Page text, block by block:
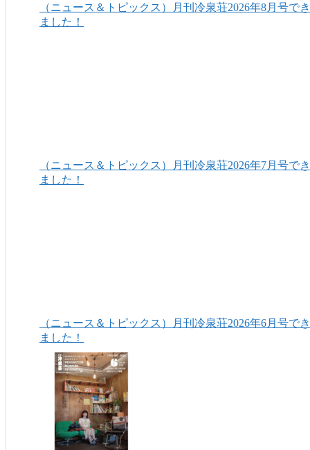
（ニュース＆トピックス）月刊冷泉荘2026年8月号でき
ました！
（ニュース＆トピックス）月刊冷泉荘2026年7月号でき
ました！
（ニュース＆トピックス）月刊冷泉荘2026年6月号でき
ました！